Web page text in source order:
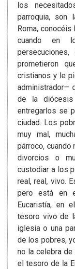
los
parroquia, son
Roma,
cuando en
prometieron
cristianos y le
administrador—
de la
entregarlos se
ciudad. Los
muy mal,
párroco, cuando
divorcios o
custodiar a los
real, real, vivo.
pero está en
Eucaristía, en
tesoro vivo de
iglesia o una
de los pobres,
no la celebra de
el tesoro de la